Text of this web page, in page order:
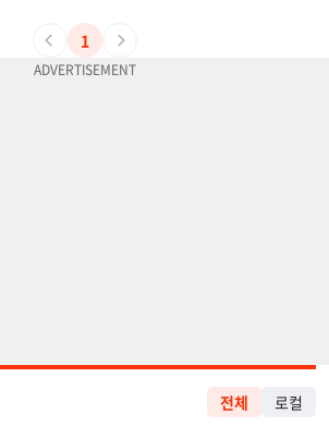
1
전체 로컬